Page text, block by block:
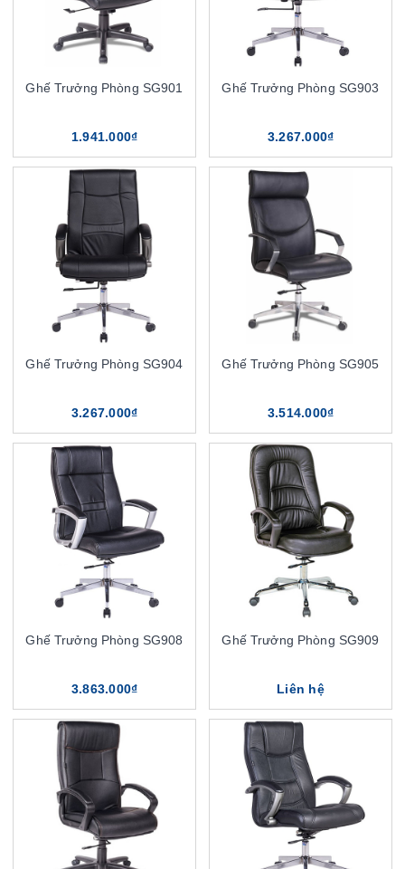
Ghế Trưởng Phòng SG901
1.941.000₫
Ghế Trưởng Phòng SG903
3.267.000₫
Ghế Trưởng Phòng SG904
3.267.000₫
Ghế Trưởng Phòng SG905
3.514.000₫
Ghế Trưởng Phòng SG908
3.863.000₫
Ghế Trưởng Phòng SG909
Liên hệ